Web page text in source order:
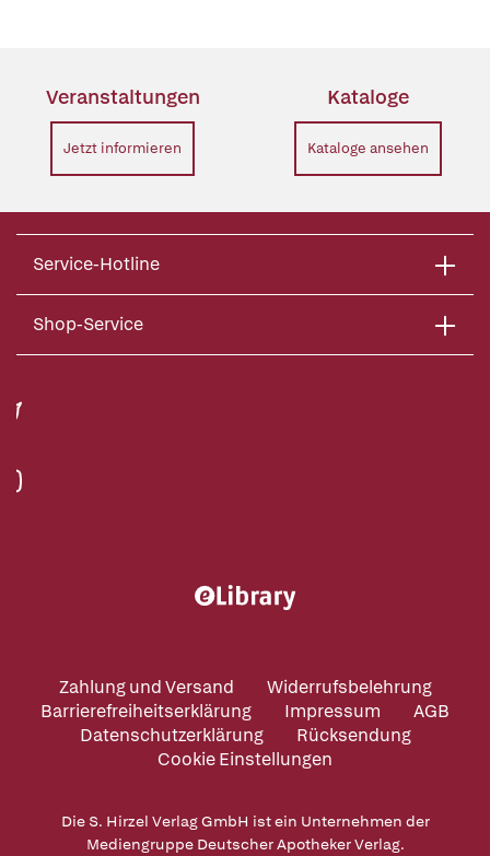
Veranstaltungen
Jetzt informieren
Kataloge
Kataloge ansehen
Service-Hotline
Shop-Service
Zahlung und Versand
Widerrufsbelehrung
Barrierefreiheitserklärung
Impressum
AGB
Datenschutzerklärung
Rücksendung
Cookie Einstellungen
Die S. Hirzel Verlag GmbH ist ein Unternehmen der
Mediengruppe Deutscher Apotheker Verlag.